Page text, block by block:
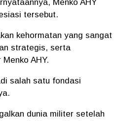
Menko AHY
tersebut.
kehormatan yang sangat
strategis, serta
AHY.
salah satu fondasi
dunia militer setelah